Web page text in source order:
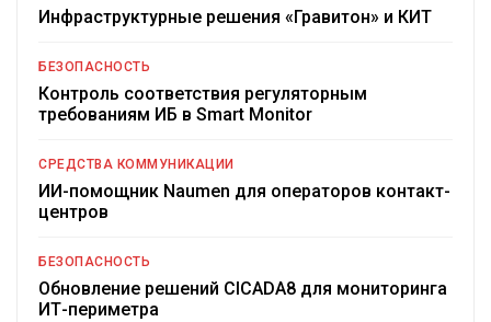
Инфраструктурные решения «Гравитон» и КИТ
БЕЗОПАСНОСТЬ
Контроль соответствия регуляторным
требованиям ИБ в Smart Monitor
СРЕДСТВА КОММУНИКАЦИИ
ИИ-помощник Naumen для операторов контакт-
центров
БЕЗОПАСНОСТЬ
Обновление решений CICADA8 для мониторинга
ИТ-периметра